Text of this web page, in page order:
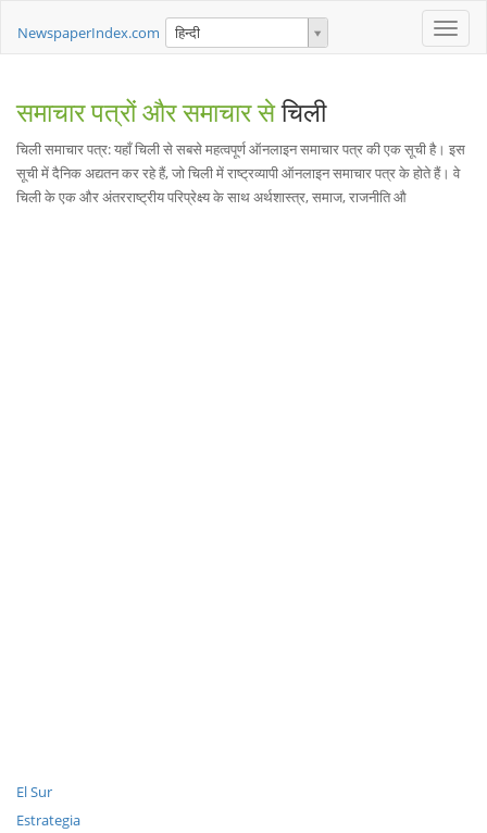
Toggle
NewspaperIndex.com हिन्दी
समाचार पत्रों और समाचार सेचिली
चिली समाचार पत्र: यहाँ चिली से सबसे महत्वपूर्ण ऑनलाइन समाचार पत्र की एक सूची है। इस
सूची में दैनिक अद्यतन कर रहे हैं, जो चिली में राष्ट्रव्यापी ऑनलाइन समाचार पत्र के होते हैं। वे
चिली के एक और अंतरराष्ट्रीय परिप्रेक्ष्य के साथ अर्थशास्त्र, समाज, राजनीति औ
El Sur
Estrategia